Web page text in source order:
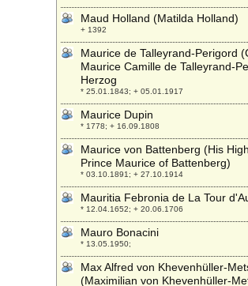
Maud Holland (Matilda Holland)
+ 1392
Maurice de Talleyrand-Perigord
Maurice Camille de Talleyrand-
Herzog
* 25.01.1843; + 05.01.1917
Maurice Dupin
* 1778; + 16.09.1808
Maurice von Battenberg (His
Prince Maurice of Battenberg)
* 03.10.1891; + 27.10.1914
Mauritia Febronia de La Tour
* 12.04.1652; + 20.06.1706
Mauro Bonacini
* 13.05.1950;
Max Alfred von Khevenhüller-
(Maximilian von Khevenhüller-